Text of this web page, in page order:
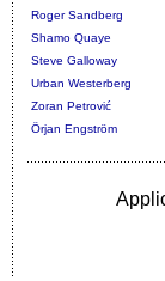
Roger Sandberg
Shamo Quaye
Steve Galloway
Urban Westerberg
Zoran Petrović
Örjan Engström